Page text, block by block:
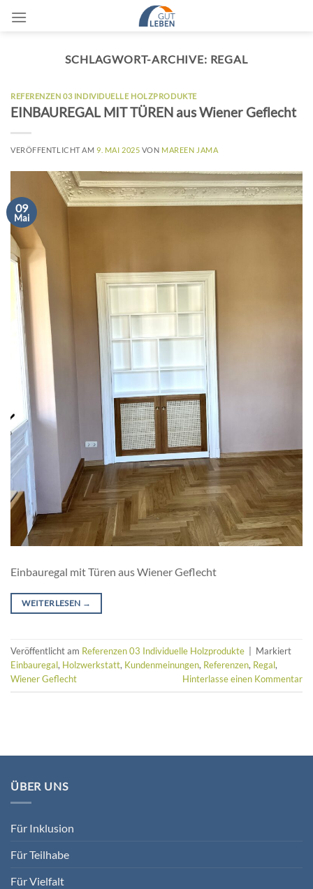
Inhalt
SCHLAGWORT-ARCHIVE: REGAL
REFERENZEN 03 INDIVIDUELLE HOLZPRODUKTE
EINBAUREGAL MIT TÜREN aus Wiener Geflecht
VERÖFFENTLICHT AM9. MAI 2025 VON MAREEN JAMA
09
Mai
Einbauregal mit Türen aus Wiener Geflecht
WEITERLESEN →
Veröffentlicht am Referenzen 03 Individuelle Holzprodukte
Markiert
Einbauregal, Holzwerkstatt, Kundenmeinungen, Referenzen, Regal,
Wiener Geflecht
Hinterlasse einen Kommentar
ÜBER UNS
Für Inklusion
Für Teilhabe
Für Vielfalt